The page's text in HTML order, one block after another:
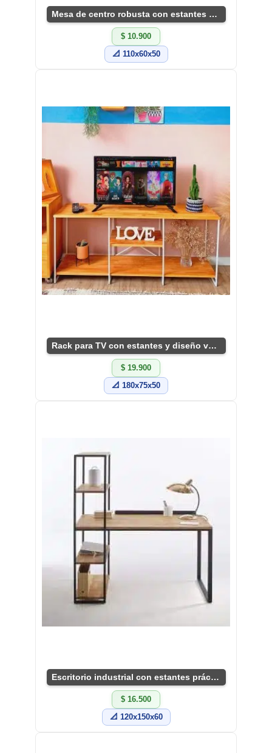
Mesa de centro robusta con estantes prácticos.
$ 10.900
📐 110x60x50
Rack para TV con estantes y diseño versátil
$ 19.900
📐 180x75x50
Escritorio industrial con estantes prácticos y chic
$ 16.500
📐 120x150x60